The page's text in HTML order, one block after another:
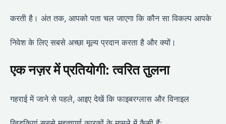
करती है। अंत तक, आपको पता चल जाएगा कि कौन सा विकल्प आपके
निवेश के लिए सबसे अच्छा मूल्य प्रदान करता है और क्यों।
एक नज़र में प्रतियोगी: त्वरित तुलना
गहराई में जाने से पहले, आइए देखें कि फाइबरग्लास और विनाइल